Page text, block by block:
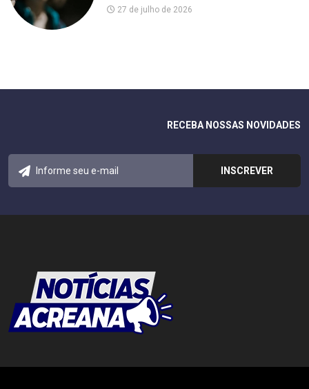
27 de julho de 2026
RECEBA NOSSAS NOVIDADES